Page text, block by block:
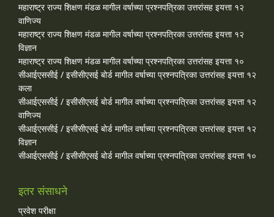
महाराष्ट्र राज्य शिक्षण मंडळ मागील वर्षाच्या प्रश्‍नपत्रिका उत्तरांसह इयत्ता १२
वाणिज्य
महाराष्ट्र राज्य शिक्षण मंडळ मागील वर्षाच्या प्रश्‍नपत्रिका उत्तरांसह इयत्ता १२
विज्ञान
महाराष्ट्र राज्य शिक्षण मंडळ मागील वर्षाच्या प्रश्‍नपत्रिका उत्तरांसह इयत्ता १०
सीआईएससीई / इसीसीएसई बोर्ड मागील वर्षाच्या प्रश्‍नपत्रिका उत्तरांसह इयत्ता १२
कला
सीआईएससीई / इसीसीएसई बोर्ड मागील वर्षाच्या प्रश्‍नपत्रिका उत्तरांसह इयत्ता १२
वाणिज्य
सीआईएससीई / इसीसीएसई बोर्ड मागील वर्षाच्या प्रश्‍नपत्रिका उत्तरांसह इयत्ता १२
विज्ञान
सीआईएससीई / इसीसीएसई बोर्ड मागील वर्षाच्या प्रश्‍नपत्रिका उत्तरांसह इयत्ता १०
इतर संसाधने
प्रवेश परीक्षा